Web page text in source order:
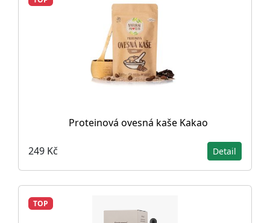
Proteinová ovesná kaše Kakao
249 Kč Detail
TOP